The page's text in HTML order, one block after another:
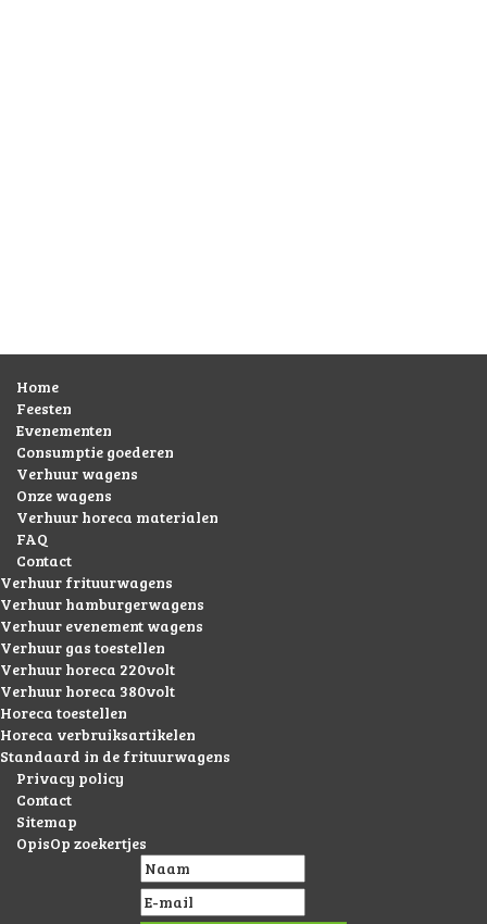
Home
Feesten
Evenementen
Consumptie goederen
Verhuur wagens
Onze wagens
Verhuur horeca materialen
FAQ
Contact
Verhuur frituurwagens
Verhuur hamburgerwagens
Verhuur evenement wagens
Verhuur gas toestellen
Verhuur horeca 220volt
Verhuur horeca 380volt
Horeca toestellen
Horeca verbruiksartikelen
Standaard in de frituurwagens
Privacy policy
Contact
Sitemap
OpisOp zoekertjes